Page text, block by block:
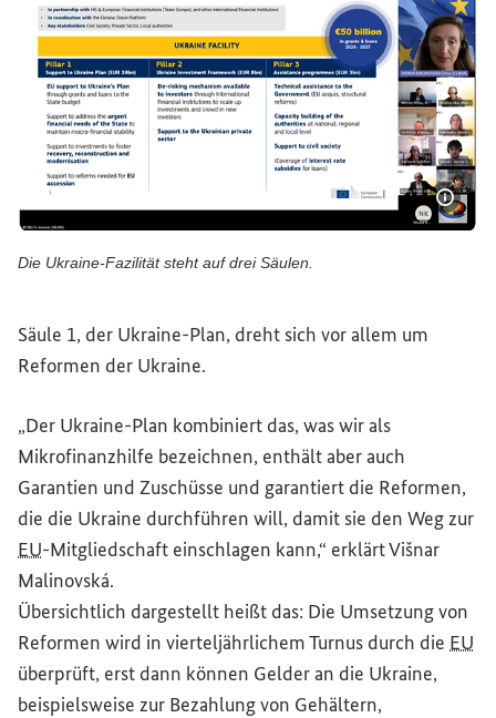
Die Ukraine-Fazilität steht auf drei Säulen.
Säule 1, der Ukraine-Plan, dreht sich vor allem um
Reformen der Ukraine.
„Der Ukraine-Plan kombiniert das, was wir als
Mikrofinanzhilfe bezeichnen, enthält aber auch
Garantien und Zuschüsse und garantiert die Reformen,
die die Ukraine durchführen will, damit sie den Weg zur
EU-Mitgliedschaft einschlagen kann,“ erklärt Višnar
Malinovská.
Übersichtlich dargestellt heißt das: Die Umsetzung von
Reformen wird in vierteljährlichem Turnus durch die EU
überprüft, erst dann können Gelder an die Ukraine,
beispielsweise zur Bezahlung von Gehältern,